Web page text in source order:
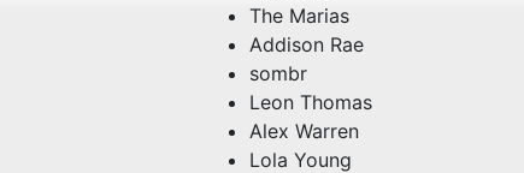
The Marias
Addison Rae
sombr
Leon Thomas
Alex Warren
Lola Young